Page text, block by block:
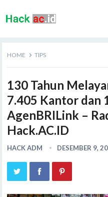
HOME TIPS
130 Tahun
7.405 Kantor dan
AgenBRILink –
Hack.AC.ID
HACK ADM DESEMBER 9,